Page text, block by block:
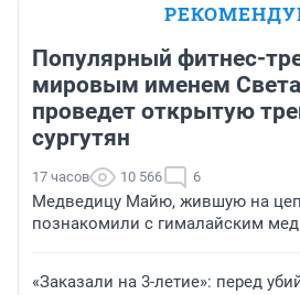
Популярный фитнес-
мировым именем
проведет открытую
сургутян
17 часов 10 566 6
Медведицу Майю, жившую на
познакомили с гималайским
«Заказали на 3-летие»: перед